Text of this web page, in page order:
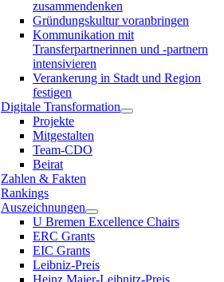
zusammendenken
Gründungskultur voranbringen
Kommunikation mit
Transferpartnerinnen und -partnern
intensivieren
Verankerung in Stadt und Region
festigen
Digitale Transformation
Projekte
Mitgestalten
Team-CDO
Beirat
Zahlen & Fakten
Rankings
Auszeichnungen
U Bremen Excellence Chairs
ERC Grants
EIC Grants
Leibniz-Preis
Heinz Maier-Leibnitz-Preis